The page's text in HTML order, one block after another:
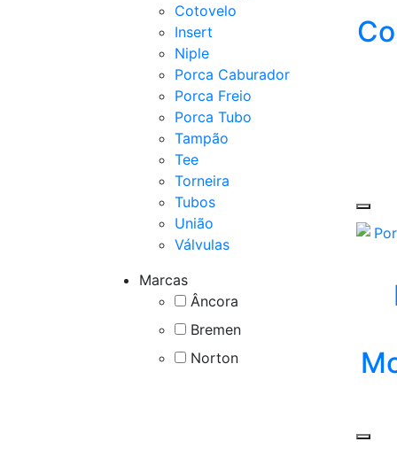
Cotovelo
Insert
Niple
Porca Caburador
Porca Freio
Porca Tubo
Tampão
Tee
Torneira
Tubos
União
Válvulas
Marcas
Âncora
Bremen
Norton